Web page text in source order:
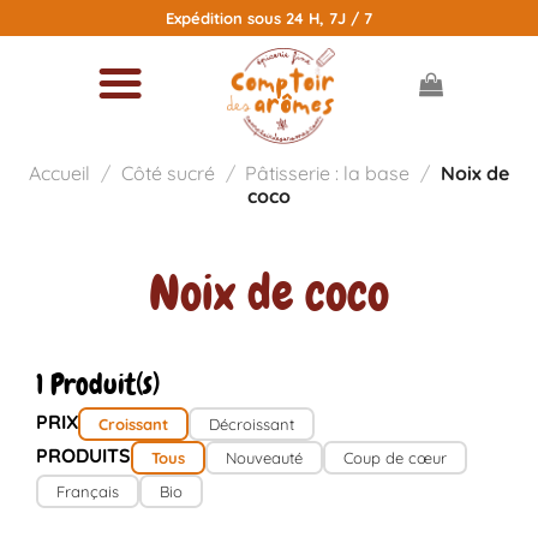
au
Expédition sous 24 H, 7J / 7
Accueil / Côté sucré / Pâtisserie : la base / Noix de
coco
Noix de coco
1 Produit(s)
PRIX Croissant Décroissant
PRODUITS Tous Nouveauté
Coup de cœur
Français
Bio